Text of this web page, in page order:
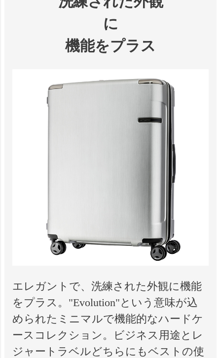
に
機能をプラス
エレガントで、洗練された外観に機能
をプラス。"Evolution"という意味が込
められたミニマルで機能的なハードケ
ースコレクション。ビジネス用途とレ
ジャートラベルどちらにもベストの使